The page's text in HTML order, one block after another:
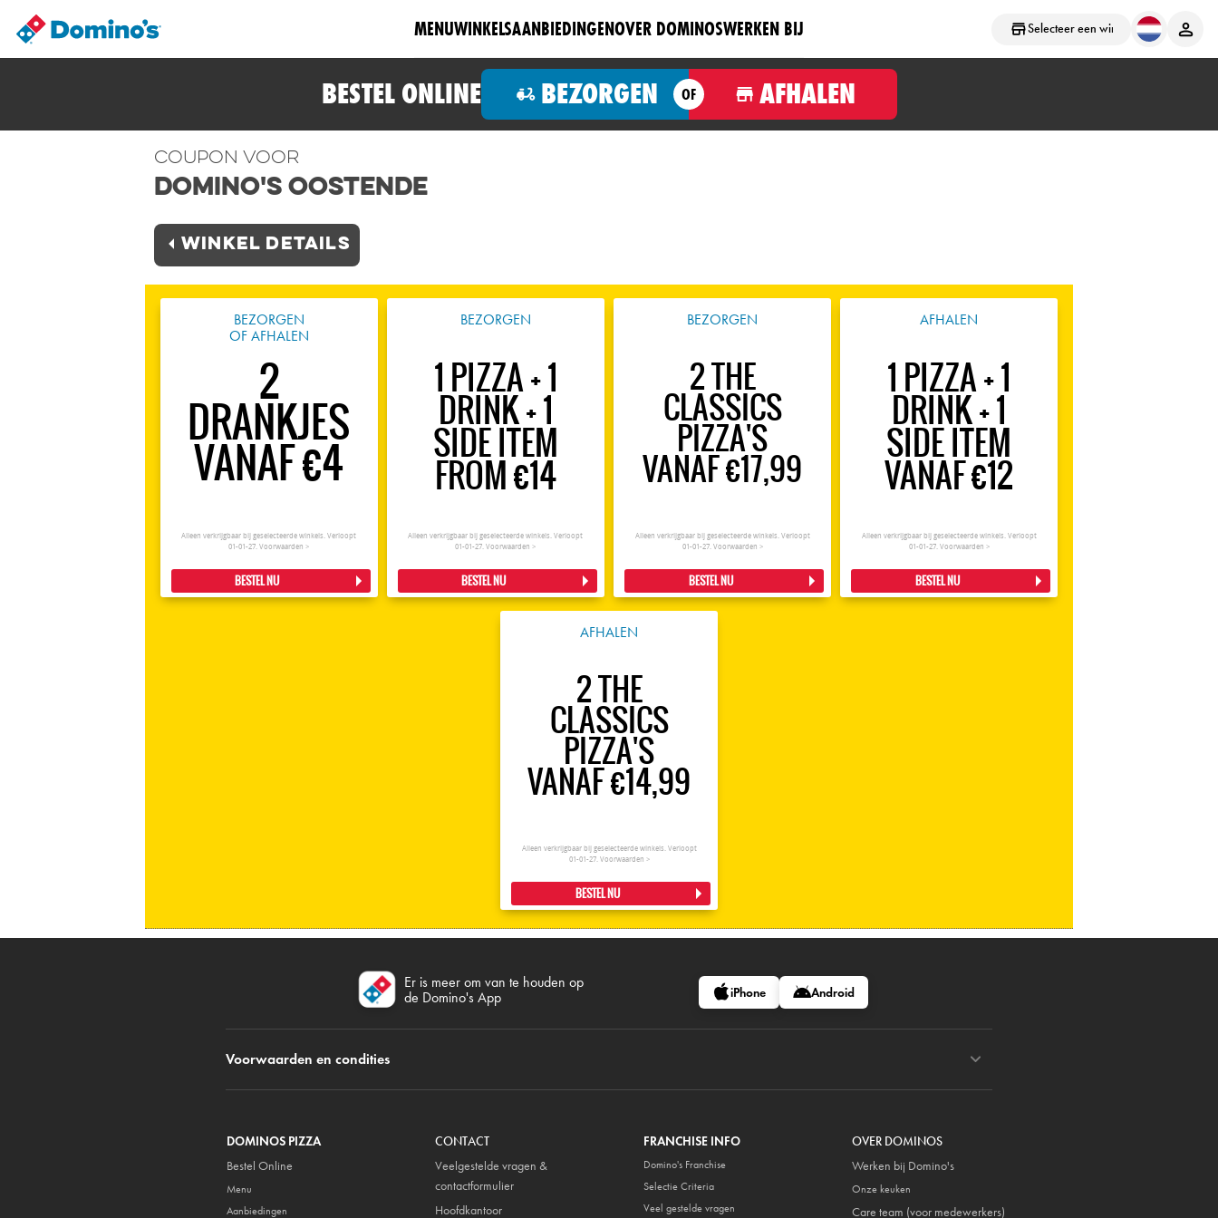
Selecteer een winkel
MENUWINKELSAANBIEDINGENOVER DOMINOSWERKEN BIJ
BESTEL ONLINE BEZORGEN OF AFHALEN
Coupon voor
Domino's Oostende
Winkel Details
BEZORGEN
OF AFHALEN
2
DRANKJES
VANAF €4
Alleen verkrijgbaar bij geselecteerde winkels. Verloopt
01-01-27.Voorwaarden >
BESTEL NU
BEZORGEN
1 PIZZA + 1
DRINK + 1
SIDE ITEM
FROM €14
Alleen verkrijgbaar bij geselecteerde winkels. Verloopt
01-01-27.Voorwaarden >
BESTEL NU
BEZORGEN
2 THE
CLASSICS
PIZZA'S
VANAF €17,99
Alleen verkrijgbaar bij geselecteerde winkels. Verloopt
01-01-27. Voorwaarden >
BESTEL NU
AFHALEN
1 PIZZA + 1
DRINK + 1
SIDE ITEM
VANAF €12
Alleen verkrijgbaar bij geselecteerde winkels. Verloopt
01-01-27. Voorwaarden >
BESTEL NU
AFHALEN
2 THE
CLASSICS
PIZZA'S
VANAF €14,99
Alleen verkrijgbaar bij geselecteerde winkels. Verloopt
01-01-27. Voorwaarden >
BESTEL NU
Er is meer om van te houden op
de Domino's App
iPhone Android
Voorwaarden en condities
DOMINOS PIZZA
Bestel Online
Menu
Aanbiedingen
CONTACT
Veelgestelde vragen &
contactformulier
Hoofdkantoor
FRANCHISE INFO
Domino's Franchise
Selectie Criteria
Veel gestelde vragen
OVER DOMINOS
Werken bij Domino's
Onze keuken
Care team (voor medewerkers)